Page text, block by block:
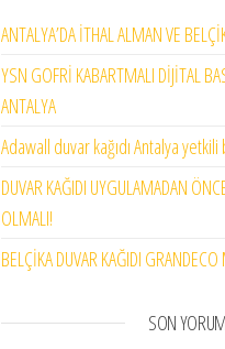
ANTALYA’DA İTHAL ALMAN VE
YSN GOFRİ KABARTMALI DİJİTAL
ANTALYA
Adawall duvar kağıdı Antalya
DUVAR KAĞIDI UYGULAMADAN
OLMALI!
BELÇİKA DUVAR KAĞIDI
SON